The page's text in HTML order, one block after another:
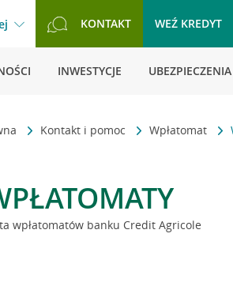
KONTAKT WEŹ KREDYT
INWESTYCJE UBEZPIECZENIA
Kontakt i pomoc Wpłatomat
wpłatomatów banku Credit Agricole